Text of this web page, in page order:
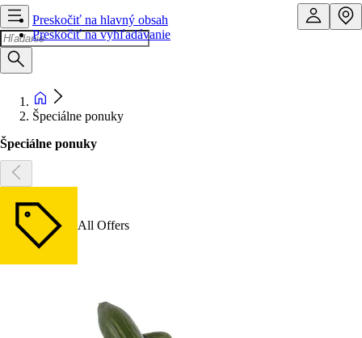
Preskočiť na hlavný obsah
Preskočiť na vyhľadávanie
Špeciálne ponuky
Špeciálne ponuky
All Offers